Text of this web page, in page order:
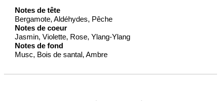
Notes de tête
Bergamote, Aldéhydes, Pêche
Notes de coeur
Jasmin, Violette, Rose, Ylang-Ylang
Notes de fond
Musc, Bois de santal, Ambre